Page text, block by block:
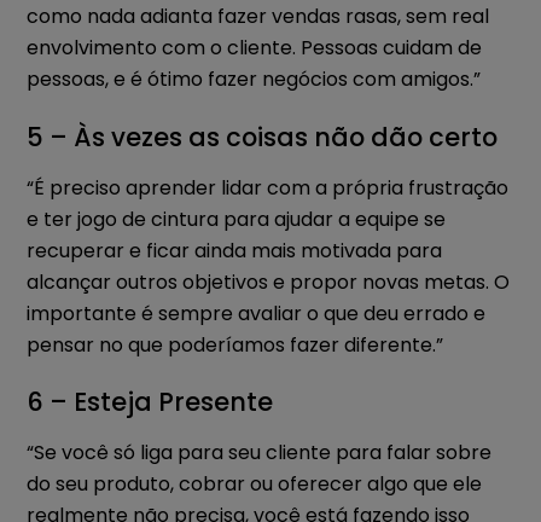
como nada adianta fazer vendas rasas, sem real
envolvimento com o cliente. Pessoas cuidam de
pessoas, e é ótimo fazer negócios com amigos.”
5 – Às vezes as coisas não dão certo
“É preciso aprender lidar com a própria frustração
e ter jogo de cintura para ajudar a equipe se
recuperar e ficar ainda mais motivada para
alcançar outros objetivos e propor novas metas. O
importante é sempre avaliar o que deu errado e
pensar no que poderíamos fazer diferente.”
6 – Esteja Presente
“Se você só liga para seu cliente para falar sobre
do seu produto, cobrar ou oferecer algo que ele
realmente não precisa, você está fazendo isso